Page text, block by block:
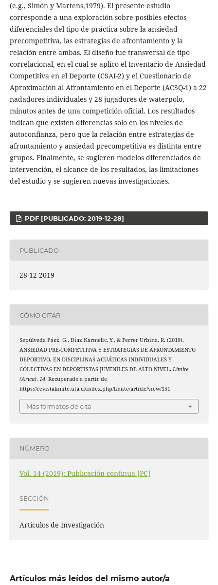
(e.g., Simón y Martens,1979). El presente estudio
corresponde a una exploración sobre posibles efectos
diferenciales del tipo de práctica sobre la ansiedad
precompetitiva, las estrategias de afrontamiento y la
relación entre ambas. El diseño fue transversal de tipo
correlacional, en el cual se aplico el Inventario de Ansiedad
Competitiva en el Deporte (CSAI-2) y el Cuestionario de
Aproximación al Afrontamiento en el Deporte (ACSQ-1) a 22
nadadores individuales y 28 jugadores de waterpolo,
minutos antes de una competición oficial. Los resultados
indican que existen diferencias solo en los niveles de
autoconfianza, pero que la relación entre estrategias de
afrontamiento y ansiedad precompetitiva es distinta entre
grupos. Finalmente, se sugieren modelos diferenciados de
intervención, el alcance de los resultados, las limitaciones
del estudio y se sugieren nuevas investigaciones.
PDF [PUBLICADO: 2019-12-28]
PUBLICADO
28-12-2019
CÓMO CITAR
Sepúlveda Páez, G., Díaz Karmelic, Y., & Ferrer Urbina, R. (2019).
ANSIEDAD PRE-COMPETITIVA Y ESTRATEGIAS DE AFRONTAMIENTO
DEPORTIVO, EN DISCIPLINAS ACUÁTICAS INDIVIDUALES Y
COLECTIVAS EN DEPORTISTAS JUVENILES DE ALTO NIVEL. Límite
(Arica), 14. Recuperado a partir de
https://revistalimite.uta.cl/index.php/limite/article/view/151
Más formatos de cita
NÚMERO
Vol. 14 (2019): Publicación continua [PC]
SECCIÓN
Artículos de Investigación
Artículos más leídos del mismo autor/a